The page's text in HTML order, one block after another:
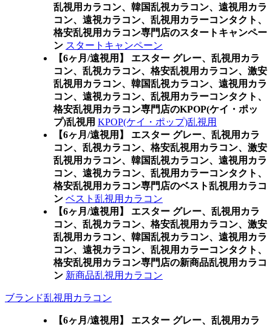
乱視用カラコン、韓国乱視カラコン、遠視用カラ
コン、遠視カラコン、乱視用カラーコンタクト、
格安乱視用カラコン専門店のスタートキャンペー
ン スタートキャンペーン
【6ヶ月/遠視用】 エスター グレー、乱視用カラ
コン、乱視カラコン、格安乱視用カラコン、激安
乱視用カラコン、韓国乱視カラコン、遠視用カラ
コン、遠視カラコン、乱視用カラーコンタクト、
格安乱視用カラコン専門店のKPOP(ケイ・ポッ
プ)乱視用 KPOP(ケイ・ポップ)乱視用
【6ヶ月/遠視用】 エスター グレー、乱視用カラ
コン、乱視カラコン、格安乱視用カラコン、激安
乱視用カラコン、韓国乱視カラコン、遠視用カラ
コン、遠視カラコン、乱視用カラーコンタクト、
格安乱視用カラコン専門店のベスト乱視用カラコ
ン ベスト乱視用カラコン
【6ヶ月/遠視用】 エスター グレー、乱視用カラ
コン、乱視カラコン、格安乱視用カラコン、激安
乱視用カラコン、韓国乱視カラコン、遠視用カラ
コン、遠視カラコン、乱視用カラーコンタクト、
格安乱視用カラコン専門店の新商品乱視用カラコ
ン 新商品乱視用カラコン
ブランド乱視用カラコン
【6ヶ月/遠視用】 エスター グレー、乱視用カラ